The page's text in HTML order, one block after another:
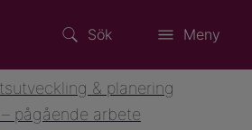
Sök Meny
& planering
pågående arbete